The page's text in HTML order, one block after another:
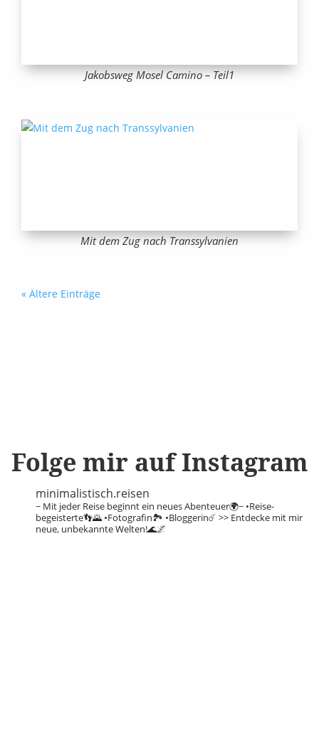
Jakobsweg Mosel Camino – Teil1
Mit dem Zug nach Transsylvanien
« Ältere Einträge
Folge mir auf Instagram
minimalistisch.reisen
~ Mit jeder Reise beginnt ein neues Abenteuer🌍~ •Reise-
begeisterte👣🌄 •Fotografin🏞️ •Bloggerin☄️ >> Entdecke mit mir
neue, unbekannte Welten!🌊🌌